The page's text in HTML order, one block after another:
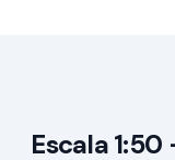
Escala